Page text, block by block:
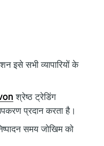
इसे सभी व्यापारियों के
श्रेष्ठ ट्रेडिंग
प्रदान करता है।
समय जोखिम को